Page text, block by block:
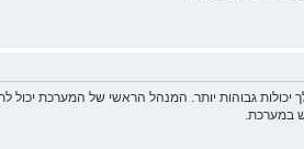
גבוהות יותר. המנהל הראשי של המערכת
במערכת.